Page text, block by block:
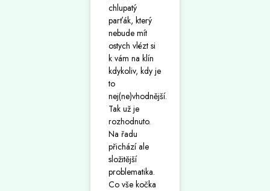
chlupatý
parťák, který
nebude mít
ostych vlézt si
k vám na klín
kdykoliv, kdy je
to
nej(ne)vhodnější.
Tak už je
rozhodnuto.
Na řadu
přichází ale
složitější
problematika.
Co vše kočka